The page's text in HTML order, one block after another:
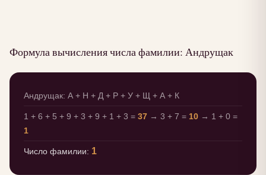
Формула вычисления числа фамилии: Андрущак
Андрущак: А + Н + Д + Р + У + Щ + А + К
1 + 6 + 5 + 9 + 3 + 9 + 1 + 3 = 37 → 3 + 7 = 10 → 1 + 0 =
1
Число фамилии: 1